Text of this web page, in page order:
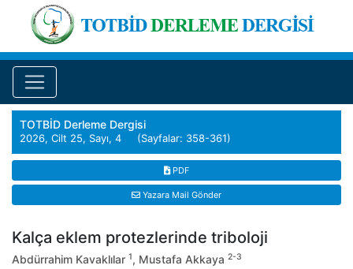
TOTBİD Derleme Dergisi
2026, Cilt 25, Sayı, 4 (Sayfalar: 358-361)
PDF
Yazara Mail Gönder
Kalça eklem protezlerinde triboloji
Abdürrahim Kavaklılar 1, Mustafa Akkaya 2-3